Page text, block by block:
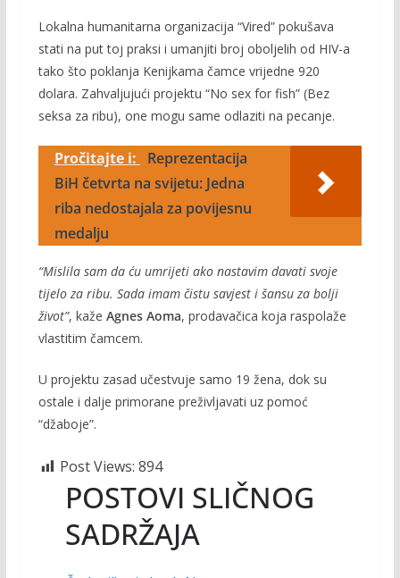
Lokalna humanitarna organizacija “Vired” pokušava
stati na put toj praksi i umanjiti broj oboljelih od HIV-a
tako što poklanja Kenijkama čamce vrijedne 920
dolara. Zahvaljujući projektu “No sex for fish” (Bez
seksa za ribu), one mogu same odlaziti na pecanje.
Pročitajte i:
Reprezentacija
BiH četvrta na svijetu: Jedna
riba nedostajala za povijesnu
medalju
“Mislila sam da ću umrijeti ako nastavim davati svoje
tijelo za ribu. Sada imam čistu savjest i šansu za bolji
život”, kaže Agnes Aoma, prodavačica koja raspolaže
vlastitim čamcem.
U projektu zasad učestvuje samo 19 žena, dok su
ostale i dalje primorane preživljavati uz pomoć
“džaboje”.
Post Views: 894
POSTOVI SLIČNOG
SADRŽAJA